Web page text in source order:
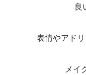
良
表情やアド
メイ